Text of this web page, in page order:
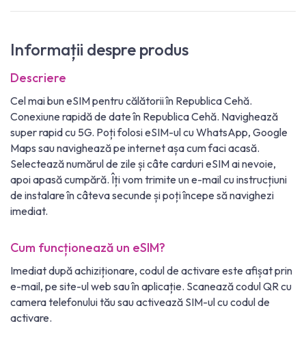
Informații despre produs
Descriere
Cel mai bun eSIM pentru călătorii în Republica Cehă.
Conexiune rapidă de date în Republica Cehă. Navighează
super rapid cu 5G. Poți folosi eSIM-ul cu WhatsApp, Google
Maps sau navighează pe internet așa cum faci acasă.
Selectează numărul de zile și câte carduri eSIM ai nevoie,
apoi apasă cumpără. Îți vom trimite un e-mail cu instrucțiuni
de instalare în câteva secunde și poți începe să navighezi
imediat.
Cum funcționează un eSIM?
Imediat după achiziționare, codul de activare este afișat prin
e-mail, pe site-ul web sau în aplicație. Scanează codul QR cu
camera telefonului tău sau activează SIM-ul cu codul de
activare.